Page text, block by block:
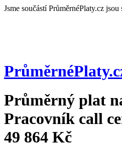
Jsme součástí PrůměrnéPlaty.cz jsou
PrůměrnéPlaty
Průměrný plat
Pracovník call
49 864 Kč